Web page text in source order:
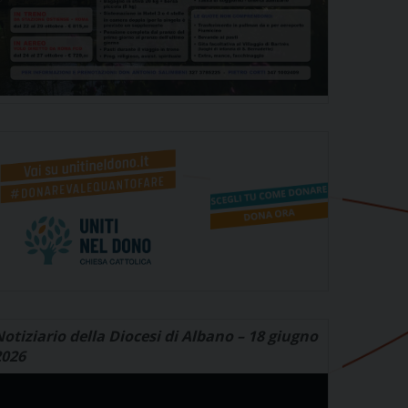
della Diocesi di Albano – 18 giugno